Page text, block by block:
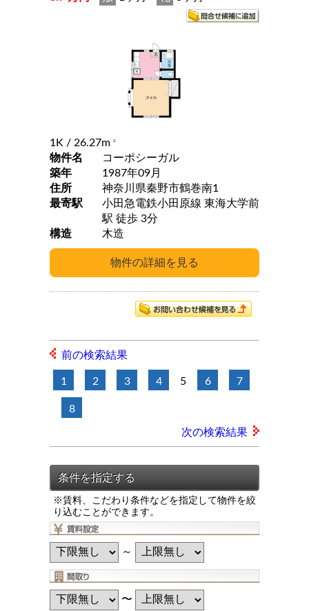
1K / 26.27m 2
物件名
コーポシーガル
築年
1987年09月
住所
神奈川県秦野市鶴巻南1
最寄駅
小田急電鉄小田原線 東海大学前
駅 徒歩 3分
構造
木造
前の検索結果
1 2 3 4 5 6 7
8
次の検索結果
※賃料、こだわり条件などを指定して物件を絞
り込むことができます。
～
〜